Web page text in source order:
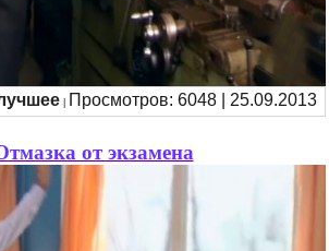
Просмотров: 6048 | 25.09.2013
от экзамена